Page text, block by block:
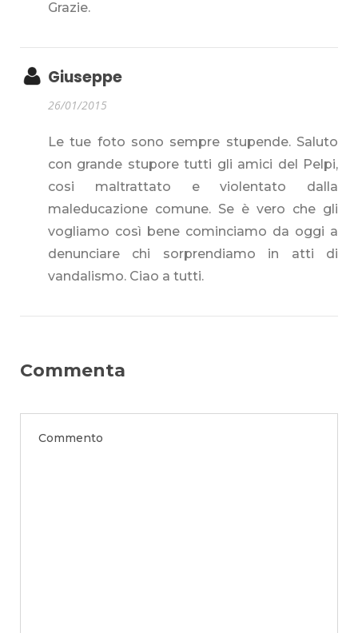
Grazie.
Giuseppe
26/01/2015
Le tue foto sono sempre stupende. Saluto
con grande stupore tutti gli amici del Pelpi,
cosi maltrattato e violentato dalla
maleducazione comune. Se è vero che gli
vogliamo così bene cominciamo da oggi a
denunciare chi sorprendiamo in atti di
vandalismo. Ciao a tutti.
Commenta